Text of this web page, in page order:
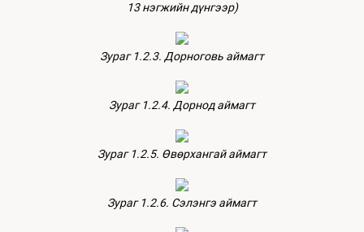
13 нэгжийн дүнгээр)
Зураг 1.2.3. Дорноговь аймагт
Зураг 1.2.4. Дорнод аймагт
Зураг 1.2.5. Өвөрхангай аймагт
Зураг 1.2.6. Сэлэнгэ аймагт